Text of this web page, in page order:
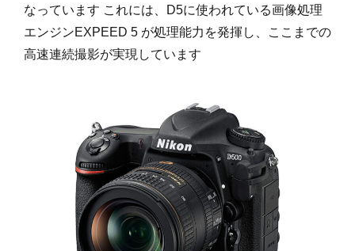
なっています これには、D5に使われている画像処理
エンジンEXPEED 5 が処理能力を発揮し、ここまでの
高速連続撮影が実現しています